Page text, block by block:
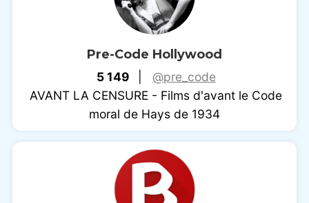
Pre-Code Hollywood
5 149
@pre_code
AVANT LA CENSURE - Films d'avant le Code
moral de Hays de 1934